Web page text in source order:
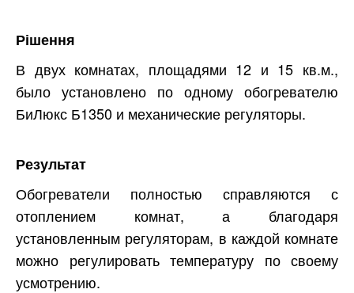
Рішення
В двух комнатах, площадями 12 и 15 кв.м.,
было установлено по одному обогревателю
БиЛюкс Б1350 и механические регуляторы.
Результат
Обогреватели полностью справляются с
отоплением комнат, а благодаря
установленным регуляторам, в каждой комнате
можно регулировать температуру по своему
усмотрению.